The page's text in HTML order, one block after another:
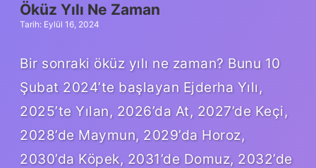
Öküz Yılı Ne Zaman
Tarih: Eylül 16, 2024
Bir sonraki öküz yılı ne zaman? Bunu 10
Şubat 2024’te başlayan Ejderha Yılı,
2025’te Yılan, 2026’da At, 2027’de Keçi,
2028’de Maymun, 2029’da Horoz,
2030’da Köpek, 2031’de Domuz, 2032’de